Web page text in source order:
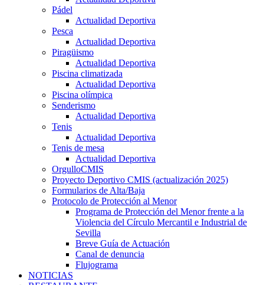
Pádel
Actualidad Deportiva
Pesca
Actualidad Deportiva
Piragüismo
Actualidad Deportiva
Piscina climatizada
Actualidad Deportiva
Piscina olímpica
Senderismo
Actualidad Deportiva
Tenis
Actualidad Deportiva
Tenis de mesa
Actualidad Deportiva
OrgulloCMIS
Proyecto Deportivo CMIS (actualización 2025)
Formularios de Alta/Baja
Protocolo de Protección al Menor
Programa de Protección del Menor frente a la
Violencia del Círculo Mercantil e Industrial de
Sevilla
Breve Guía de Actuación
Canal de denuncia
Flujograma
NOTICIAS